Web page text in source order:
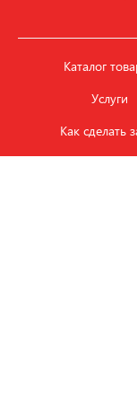
Каталог
Услуги
Как сделать